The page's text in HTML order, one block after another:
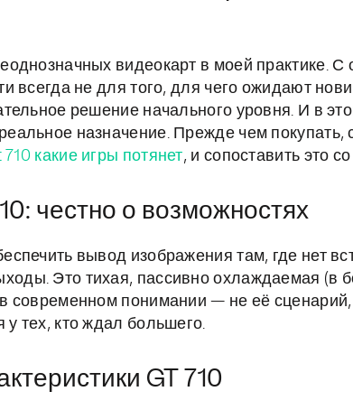
видеокарт в моей практике. С
всегда не для того, для чего ожидают
решение начального уровня. И в
назначение. Прежде чем покупать,
какие игры потянет, и сопоставить это
честно о возможностях
вывод изображения там, где нет
Это тихая, пассивно охлаждаемая (в
современном понимании — не её
у тех, кто ждал большего.
GT 710